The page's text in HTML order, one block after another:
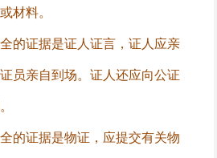
材料。
据是证人证言，证人应亲
员亲自到场。证人还应向公证
据是物证，应提交有关物